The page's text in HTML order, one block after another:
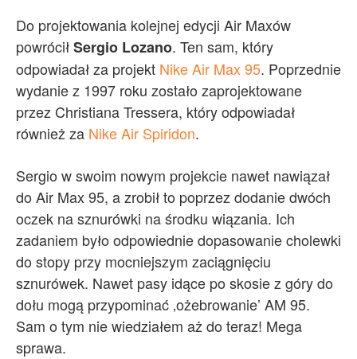
Do projektowania kolejnej edycji Air Maxów
powróciłSergio Lozano. Ten sam, który
odpowiadał za projekt Nike Air Max 95. Poprzednie
wydanie z 1997 roku zostało zaprojektowane
przez Christiana Tressera, który odpowiadał
również za Nike Air Spiridon.
Sergio w swoim nowym projekcie nawet nawiązał
do Air Max 95, a zrobił to poprzez dodanie dwóch
oczek na sznurówki na środku wiązania. Ich
zadaniem było odpowiednie dopasowanie cholewki
do stopy przy mocniejszym zaciągnięciu
sznurówek. Nawet pasy idące po skosie z góry do
dołu mogą przypominać ‚ożebrowanie’ AM 95.
Sam o tym nie wiedziałem aż do teraz! Mega
sprawa.